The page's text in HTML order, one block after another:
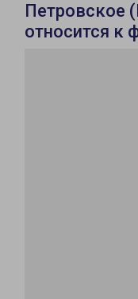
Петровское
относится к